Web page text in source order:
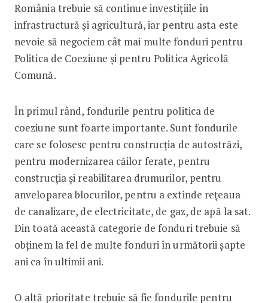
România trebuie să continue investițiile în
infrastructură și agricultură, iar pentru asta este
nevoie să negociem cât mai multe fonduri pentru
Politica de Coeziune și pentru Politica Agricolă
Comună.
În primul rând, fondurile pentru politica de
coeziune sunt foarte importante. Sunt fondurile
care se folosesc pentru construcția de autostrăzi,
pentru modernizarea căilor ferate, pentru
construcția şi reabilitarea drumurilor, pentru
anveloparea blocurilor, pentru a extinde reţeaua
de canalizare, de electricitate, de gaz, de apă la sat.
Din toată această categorie de fonduri trebuie să
obţinem la fel de multe fonduri în următorii şapte
ani ca în ultimii ani.
O altă prioritate trebuie să fie fondurile pentru